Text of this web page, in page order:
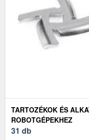
TARTOZÉKOK ÉS
ROBOTGÉPEKHEZ
31 db